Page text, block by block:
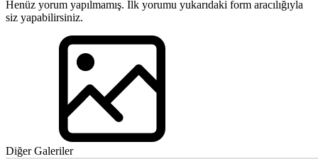
Henüz yorum yapılmamış. İlk yorumu yukarıdaki form aracılığıyla
siz yapabilirsiniz.
Diğer Galeriler